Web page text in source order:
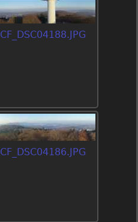
CF_DSC04188.JPG
CF_DSC04186.JPG